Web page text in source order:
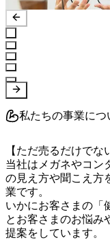
私たちの事業につ
【ただ売るだけでな
当社はメガネやコン
の見え方や聞こえ方
業です。
いかにお客さまの「
とお客さまのお悩み
提案をしています。